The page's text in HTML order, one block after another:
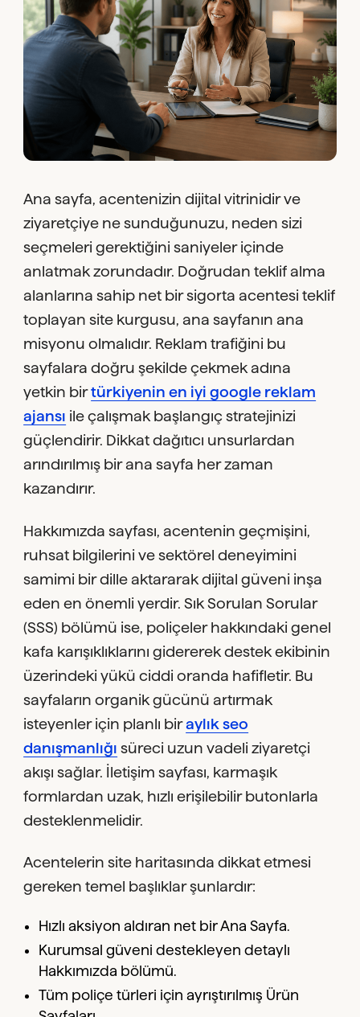
Ana sayfa, acentenizin dijital vitrinidir ve
ziyaretçiye ne sunduğunuzu, neden sizi
seçmeleri gerektiğini saniyeler içinde
anlatmak zorundadır. Doğrudan teklif alma
alanlarına sahip net bir sigorta acentesi teklif
toplayan site kurgusu, ana sayfanın ana
misyonu olmalıdır. Reklam trafiğini bu
sayfalara doğru şekilde çekmek adına
yetkin birtürkiyenin en iyi google reklam
ajansı ile çalışmak başlangıç stratejinizi
güçlendirir. Dikkat dağıtıcı unsurlardan
arındırılmış bir ana sayfa her zaman
kazandırır.
Hakkımızda sayfası, acentenin geçmişini,
ruhsat bilgilerini ve sektörel deneyimini
samimi bir dille aktararak dijital güveni inşa
eden en önemli yerdir. Sık Sorulan Sorular
(SSS) bölümü ise, poliçeler hakkındaki genel
kafa karışıklıklarını gidererek destek ekibinin
üzerindeki yükü ciddi oranda hafifletir. Bu
sayfaların organik gücünü artırmak
isteyenler için planlı biraylık seo
danışmanlığı süreci uzun vadeli ziyaretçi
akışı sağlar. İletişim sayfası, karmaşık
formlardan uzak, hızlı erişilebilir butonlarla
desteklenmelidir.
Acentelerin site haritasında dikkat etmesi
gereken temel başlıklar şunlardır:
Hızlı aksiyon aldıran net bir Ana Sayfa.
Kurumsal güveni destekleyen detaylı
Hakkımızda bölümü.
Tüm poliçe türleri için ayrıştırılmış Ürün